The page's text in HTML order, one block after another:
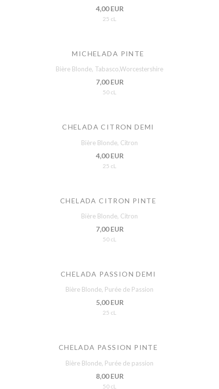
4,00 EUR
25 cL
MICHELADA PINTE
Bière Blonde, Tabasco,Worcestershire
7,00 EUR
50 cL
CHELADA CITRON DEMI
Bière Blonde, Citron
4,00 EUR
25 cL
CHELADA CITRON PINTE
Bière Blonde, Citron
7,00 EUR
50 cL
CHELADA PASSION DEMI
Bière Blonde, Purée de Passion
5,00 EUR
25 cL
CHELADA PASSION PINTE
Bière Blonde, Purée de passion
8,00 EUR
50 cL